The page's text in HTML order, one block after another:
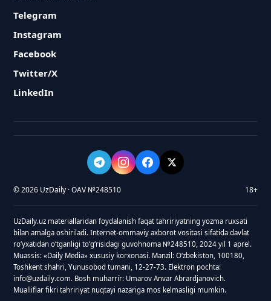
Telegram
Instagram
Facebook
Twitter/X
LinkedIn
© 2026 UzDaily · OAV №248510 18+
UzDaily.uz materiallaridan foydalanish faqat tahririyatning yozma ruxsati
bilan amalga oshiriladi. Internet-ommaviy axborot vositasi sifatida davlat
roʻyxatidan oʻtganligi toʻgʻrisidagi guvohnoma №248510, 2024 yil 1 aprel.
Muassis: «Daily Media» xususiy korxonasi. Manzil: Oʻzbekiston, 100180,
Toshkent shahri, Yunusobod tumani, 12-27-73. Elektron pochta:
info@uzdaily.com. Bosh muharrir: Umarov Anvar Abrardjanovich.
Mualliflar fikri tahririyat nuqtayi nazariga mos kelmasligi mumkin.